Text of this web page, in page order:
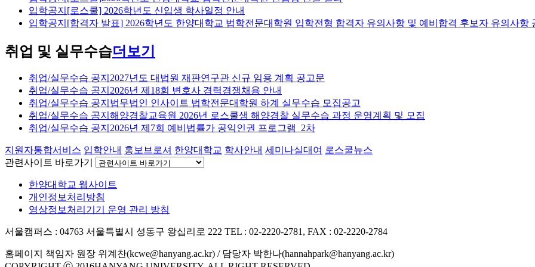
입학공지 [로스쿨] 2026학년도 신입생 학사일정 안내
입학공지 [합격자 발표] 2026학년도 한양대학교 법학전문대학원 입학전형 합격자 유의사항 및 예비합격 후보자 유의사항
취업 및 실무수습더보기
취업/실무수습 공지 2027년도 대법원 재판연구관 신규 임용 계획 공고문
취업/실무수습 공지 2026년 제18회 변호사 경력경쟁채용 안내
취업/실무수습 공지 법무법인 인사이트 법학전문대학원 하계 실무수습 모집공고
취업/실무수습 공지 해양경찰교육원 2026년 로스쿨생 해양경찰 실무수습 과정 운영계획 및 모집
취업/실무수습 공지 2026년 제7회 예비법률가 공익인권 프로그램_2차
지원자통합서비스 입학안내 홍보브로셔 한양대학교 학사안내 세미나실대여 로스쿨뉴스
관련사이트 바로가기
한양대학교 웹사이트
개인정보처리방침
영상정보처리기기 운영 관리 방침
서울캠퍼스 : 04763 서울특별시 성동구 왕십리로 222 TEL : 02-2220-2781, FAX : 02-2220-2784
홈페이지 책임자 원장 위계찬(kcwe@hanyang.ac.kr) / 담당자 박한나(hannahpark@hanyang.ac.kr)